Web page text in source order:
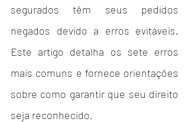
segurados têm seus pedidos
negados devido a erros evitáveis.
Este artigo detalha os sete erros
mais comuns e fornece orientações
sobre como garantir que seu direito
seja reconhecido.